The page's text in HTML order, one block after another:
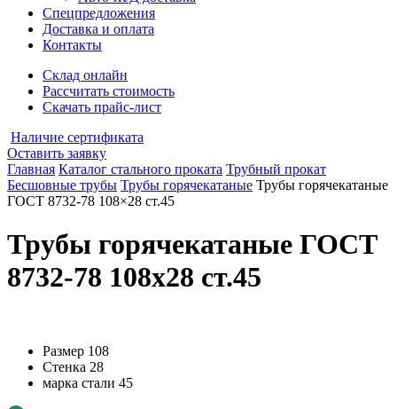
Спецпредложения
Доставка и оплата
Контакты
Склад онлайн
Рассчитать стоимость
Скачать прайс-лист
Наличие сертификата
Оставить заявку
Главная Каталог стального проката Трубный прокат
Бесшовные трубы Трубы горячекатаные Трубы горячекатаные
ГОСТ 8732-78 108×28 ст.45
Трубы горячекатаные ГОСТ
8732-78 108x28 ст.45
Размер 108
Стенка 28
марка стали 45